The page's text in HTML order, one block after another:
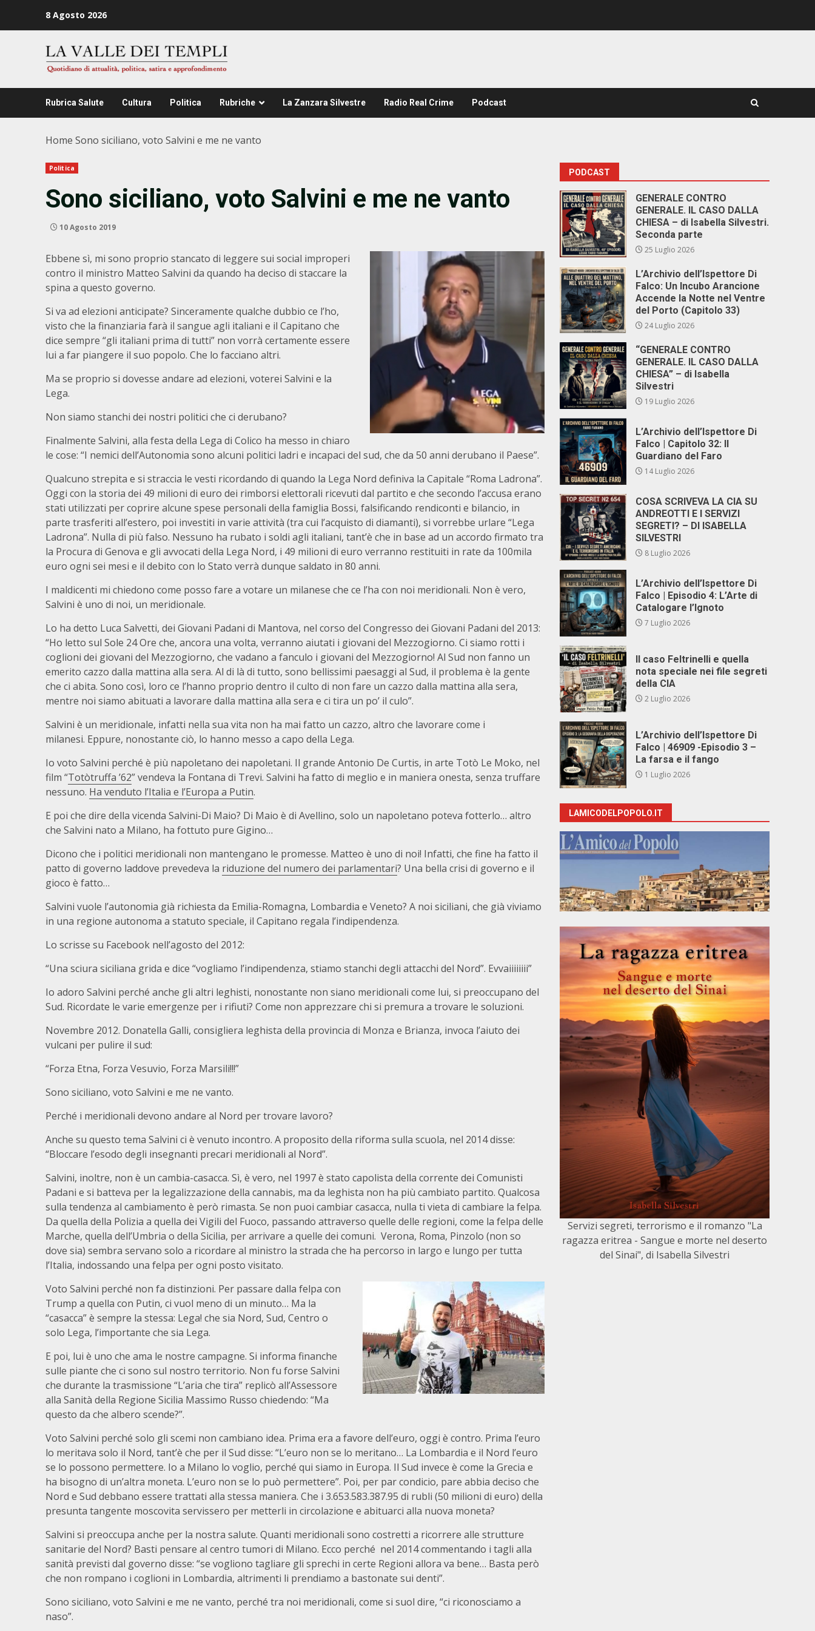
8 Agosto 2026
Rubrica Salute Cultura Politica Rubriche La Zanzara Silvestre Radio Real Crime Podcast
Home Sono siciliano, voto Salvini e me ne vanto
Politica
Sono siciliano, voto Salvini e me ne vanto
10 Agosto 2019
Ebbene sì, mi sono proprio stancato di leggere sui social improperi
contro il ministro Matteo Salvini da quando ha deciso di staccare la
spina a questo governo.
Si va ad elezioni anticipate? Sinceramente qualche dubbio ce l’ho,
visto che la finanziaria farà il sangue agli italiani e il Capitano che
dice sempre “gli italiani prima di tutti” non vorrà certamente essere
lui a far piangere il suo popolo. Che lo facciano altri.
Ma se proprio si dovesse andare ad elezioni, voterei Salvini e la
Lega.
Non siamo stanchi dei nostri politici che ci derubano?
Finalmente Salvini, alla festa della Lega di Colico ha messo in chiaro
le cose: “I nemici dell’Autonomia sono alcuni politici ladri e incapaci del sud, che da 50 anni derubano il Paese”.
Qualcuno strepita e si straccia le vesti ricordando di quando la Lega Nord definiva la Capitale “Roma Ladrona”.
Oggi con la storia dei 49 milioni di euro dei rimborsi elettorali ricevuti dal partito e che secondo l’accusa erano
stati utilizzati per coprire alcune spese personali della famiglia Bossi, falsificando rendiconti e bilancio, in
parte trasferiti all’estero, poi investiti in varie attività (tra cui l’acquisto di diamanti), si vorrebbe urlare “Lega
Ladrona”. Nulla di più falso. Nessuno ha rubato i soldi agli italiani, tant’è che in base ad un accordo firmato tra
la Procura di Genova e gli avvocati della Lega Nord, i 49 milioni di euro verranno restituiti in rate da 100mila
euro ogni sei mesi e il debito con lo Stato verrà dunque saldato in 80 anni.
I maldicenti mi chiedono come posso fare a votare un milanese che ce l’ha con noi meridionali. Non è vero,
Salvini è uno di noi, un meridionale.
Lo ha detto Luca Salvetti, dei Giovani Padani di Mantova, nel corso del Congresso dei Giovani Padani del 2013:
“Ho letto sul Sole 24 Ore che, ancora una volta, verranno aiutati i giovani del Mezzogiorno. Ci siamo rotti i
coglioni dei giovani del Mezzogiorno, che vadano a fanculo i giovani del Mezzogiorno! Al Sud non fanno un
emerito cazzo dalla mattina alla sera. Al di là di tutto, sono bellissimi paesaggi al Sud, il problema è la gente
che ci abita. Sono così, loro ce l’hanno proprio dentro il culto di non fare un cazzo dalla mattina alla sera,
mentre noi siamo abituati a lavorare dalla mattina alla sera e ci tira un po’ il culo”.
Salvini è un meridionale, infatti nella sua vita non ha mai fatto un cazzo, altro che lavorare come i
milanesi. Eppure, nonostante ciò, lo hanno messo a capo della Lega.
Io voto Salvini perché è più napoletano dei napoletani. Il grande Antonio De Curtis, in arte Totò Le Moko, nel
film “Totòtruffa ’62” vendeva la Fontana di Trevi. Salvini ha fatto di meglio e in maniera onesta, senza truffare
nessuno. Ha venduto l’Italia e l’Europa a Putin.
E poi che dire della vicenda Salvini-Di Maio? Di Maio è di Avellino, solo un napoletano poteva fotterlo… altro
che Salvini nato a Milano, ha fottuto pure Gigino…
Dicono che i politici meridionali non mantengano le promesse. Matteo è uno di noi! Infatti, che fine ha fatto il
patto di governo laddove prevedeva la riduzione del numero dei parlamentari? Una bella crisi di governo e il
gioco è fatto…
Salvini vuole l’autonomia già richiesta da Emilia-Romagna, Lombardia e Veneto? A noi siciliani, che già viviamo
in una regione autonoma a statuto speciale, il Capitano regala l’indipendenza.
Lo scrisse su Facebook nell’agosto del 2012:
“Una sciura siciliana grida e dice “vogliamo l’indipendenza, stiamo stanchi degli attacchi del Nord”. Evvaiiiiiiii”
Io adoro Salvini perché anche gli altri leghisti, nonostante non siano meridionali come lui, si preoccupano del
Sud. Ricordate le varie emergenze per i rifiuti? Come non apprezzare chi si premura a trovare le soluzioni.
Novembre 2012. Donatella Galli, consigliera leghista della provincia di Monza e Brianza, invoca l’aiuto dei
vulcani per pulire il sud:
“Forza Etna, Forza Vesuvio, Forza Marsili!!!”
Sono siciliano, voto Salvini e me ne vanto.
Perché i meridionali devono andare al Nord per trovare lavoro?
Anche su questo tema Salvini ci è venuto incontro. A proposito della riforma sulla scuola, nel 2014 disse:
“Bloccare l’esodo degli insegnanti precari meridionali al Nord”.
Salvini, inoltre, non è un cambia-casacca. Sì, è vero, nel 1997 è stato capolista della corrente dei Comunisti
Padani e si batteva per la legalizzazione della cannabis, ma da leghista non ha più cambiato partito. Qualcosa
sulla tendenza al cambiamento è però rimasta. Se non puoi cambiar casacca, nulla ti vieta di cambiare la felpa.
Da quella della Polizia a quella dei Vigili del Fuoco, passando attraverso quelle delle regioni, come la felpa delle
Marche, quella dell’Umbria o della Sicilia, per arrivare a quelle dei comuni. Verona, Roma, Pinzolo (non so
dove sia) sembra servano solo a ricordare al ministro la strada che ha percorso in largo e lungo per tutta
l’Italia, indossando una felpa per ogni posto visitato.
Voto Salvini perché non fa distinzioni. Per passare dalla felpa con
Trump a quella con Putin, ci vuol meno di un minuto… Ma la
“casacca” è sempre la stessa: Lega! che sia Nord, Sud, Centro o
solo Lega, l’importante che sia Lega.
E poi, lui è uno che ama le nostre campagne. Si informa finanche
sulle piante che ci sono sul nostro territorio. Non fu forse Salvini
che durante la trasmissione “L’aria che tira” replicò all’Assessore
alla Sanità della Regione Sicilia Massimo Russo chiedendo: “Ma
questo da che albero scende?”.
Voto Salvini perché solo gli scemi non cambiano idea. Prima era a favore dell’euro, oggi è contro. Prima l’euro
lo meritava solo il Nord, tant’è che per il Sud disse: “L’euro non se lo meritano… La Lombardia e il Nord l’euro
se lo possono permettere. Io a Milano lo voglio, perché qui siamo in Europa. Il Sud invece è come la Grecia e
ha bisogno di un’altra moneta. L’euro non se lo può permettere”. Poi, per par condicio, pare abbia deciso che
Nord e Sud debbano essere trattati alla stessa maniera. Che i 3.653.583.387.95 di rubli (50 milioni di euro) della
presunta tangente moscovita servissero per metterli in circolazione e abituarci alla nuova moneta?
Salvini si preoccupa anche per la nostra salute. Quanti meridionali sono costretti a ricorrere alle strutture
sanitarie del Nord? Basti pensare al centro tumori di Milano. Ecco perché nel 2014 commentando i tagli alla
sanità previsti dal governo disse: “se vogliono tagliare gli sprechi in certe Regioni allora va bene… Basta però
che non rompano i coglioni in Lombardia, altrimenti li prendiamo a bastonate sui denti”.
Sono siciliano, voto Salvini e me ne vanto, perché tra noi meridionali, come si suol dire, “ci riconosciamo a
naso”.
PODCAST
GENERALE CONTRO
GENERALE. IL CASO DALLA
CHIESA – di Isabella Silvestri.
Seconda parte
25 Luglio 2026
L’Archivio dell’Ispettore Di
Falco: Un Incubo Arancione
Accende la Notte nel Ventre
del Porto (Capitolo 33)
24 Luglio 2026
“GENERALE CONTRO
GENERALE. IL CASO DALLA
CHIESA” – di Isabella
Silvestri
19 Luglio 2026
L’Archivio dell’Ispettore Di
Falco | Capitolo 32: Il
Guardiano del Faro
14 Luglio 2026
COSA SCRIVEVA LA CIA SU
ANDREOTTI E I SERVIZI
SEGRETI? – DI ISABELLA
SILVESTRI
8 Luglio 2026
L’Archivio dell’Ispettore Di
Falco | Episodio 4: L’Arte di
Catalogare l’Ignoto
7 Luglio 2026
Il caso Feltrinelli e quella
nota speciale nei file segreti
della CIA
2 Luglio 2026
L’Archivio dell’Ispettore Di
Falco | 46909 -Episodio 3 –
La farsa e il fango
1 Luglio 2026
LAMICODELPOPOLO.IT
Servizi segreti, terrorismo e il romanzo "La
ragazza eritrea - Sangue e morte nel deserto
del Sinai", di Isabella Silvestri